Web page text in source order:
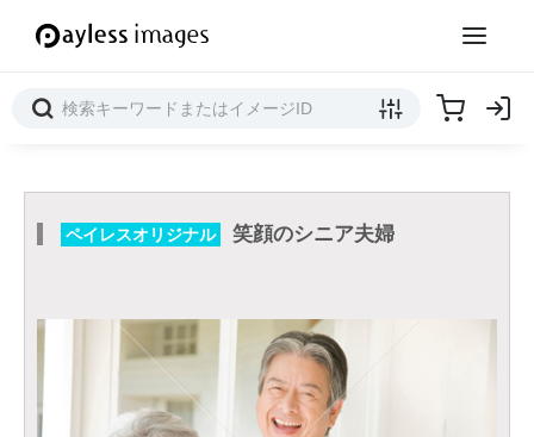
ペイレスオリジナル 笑顔のシニア夫婦